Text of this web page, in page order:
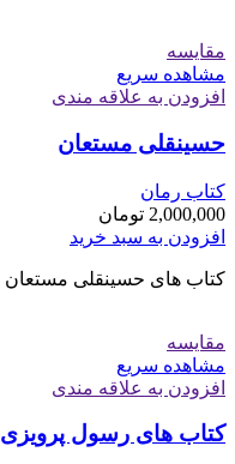
مقایسه
مشاهده سریع
افزودن به علاقه مندی
حسینقلی مستعان
کتاب رمان
2,000,000 تومان
افزودن به سبد خرید
کتاب های حسینقلی مستعان
مقایسه
مشاهده سریع
افزودن به علاقه مندی
کتاب های رسول پرویزی